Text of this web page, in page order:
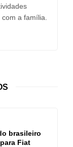
a família.
brasileiro
Fiat